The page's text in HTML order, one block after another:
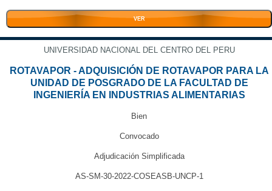
VER
UNIVERSIDAD NACIONAL DEL CENTRO DEL PERU
ROTAVAPOR - ADQUISICIÓN DE ROTAVAPOR PARA LA
UNIDAD DE POSGRADO DE LA FACULTAD DE
INGENIERÍA EN INDUSTRIAS ALIMENTARIAS
Bien
Convocado
Adjudicación Simplificada
AS-SM-30-2022-COSEASB-UNCP-1